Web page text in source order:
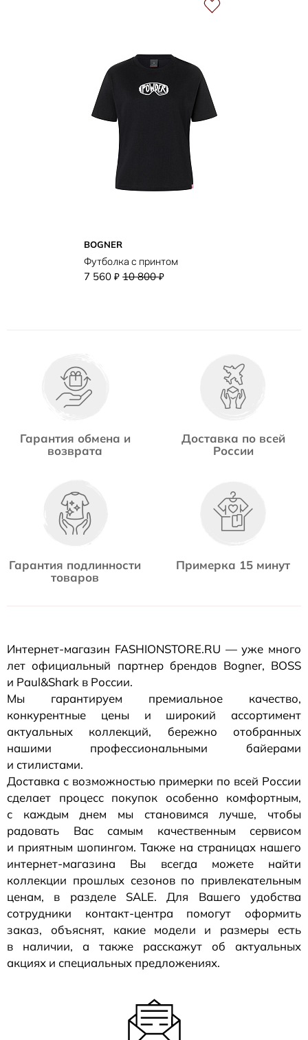
BOGNER
Футболка с принтом
7 560 ₽ 10 800₽
Гарантия обмена и
возврата
Доставка по всей
России
Гарантия подлинности
товаров
Примерка 15 минут
Интернет-магазин FASHIONSTORE.RU — уже много
лет официальный партнер брендов Bogner, BOSS
и Paul&Shark в России.
Мы гарантируем премиальное качество,
конкурентные цены и широкий ассортимент
актуальных коллекций, бережно отобранных
нашими профессиональными байерами
и стилистами.
Доставка с возможностью примерки по всей России
сделает процесс покупок особенно комфортным,
с каждым днем мы становимся лучше, чтобы
радовать Вас самым качественным сервисом
и приятным шопингом. Также на страницах нашего
интернет-магазина Вы всегда можете найти
коллекции прошлых сезонов по привлекательным
ценам, в разделе SALE. Для Вашего удобства
сотрудники контакт-центра помогут оформить
заказ, объяснят, какие модели и размеры есть
в наличии, а также расскажут об актуальных
акциях и специальных предложениях.